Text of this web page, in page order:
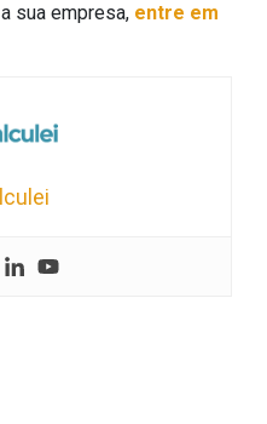
sua empresa, entre em